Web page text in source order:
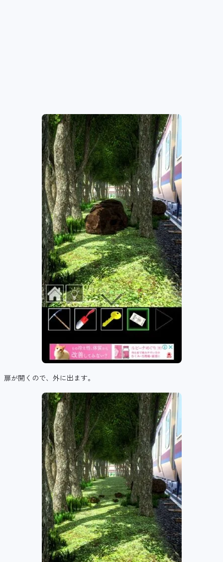
扉が開くので、外に出ます。